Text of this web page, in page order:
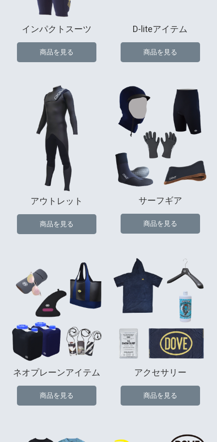
インパクトスーツ
商品を見る
D-liteアイテム
商品を見る
アウトレット
商品を見る
サーフギア
商品を見る
ネオプレーンアイテム
商品を見る
アクセサリー
商品を見る